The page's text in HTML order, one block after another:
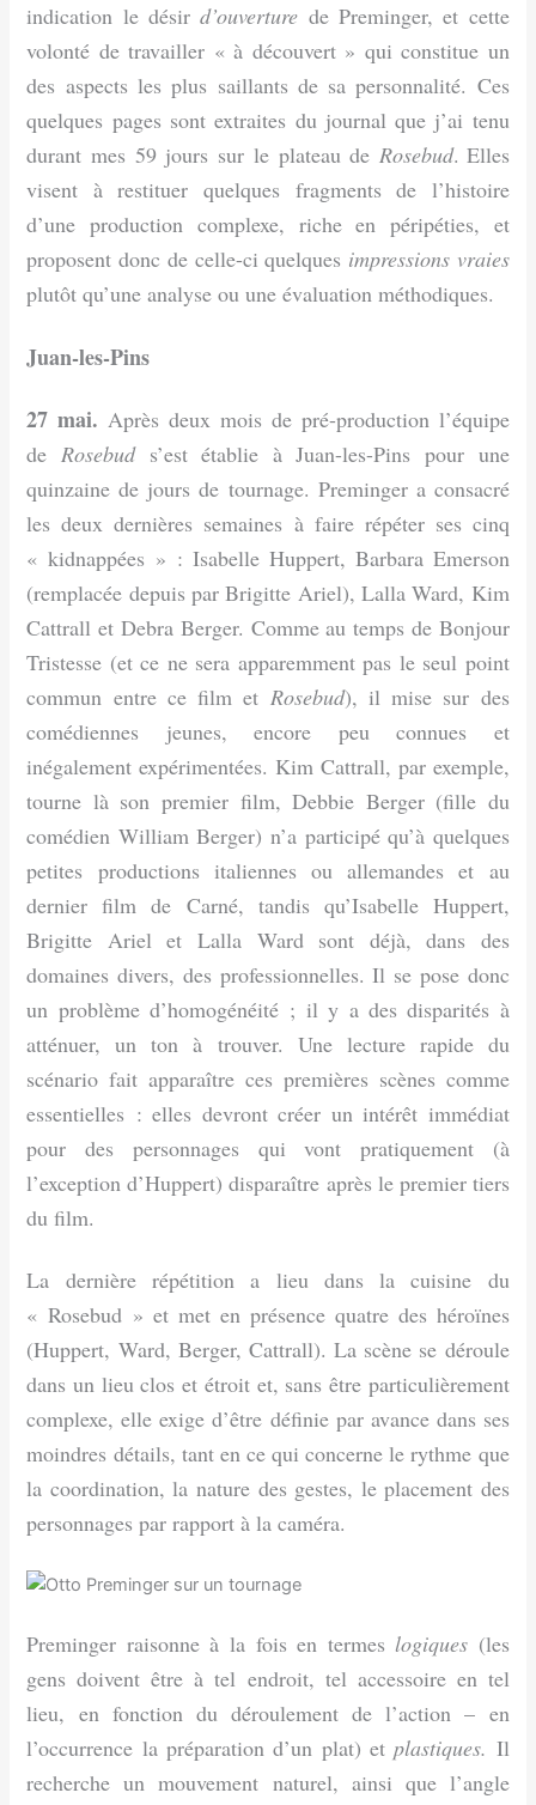
indication le désird’ouverture de Preminger, et cette
volonté de travailler « à découvert » qui constitue un
des aspects les plus saillants de sa personnalité. Ces
quelques pages sont extraites du journal que j’ai tenu
durant mes 59 jours sur le plateau de Rosebud. Elles
visent à restituer quelques fragments de l’histoire
d’une production complexe, riche en péripéties, et
proposent donc de celle-ci quelques impressions vraies
plutôt qu’une analyse ou une évaluation méthodiques.
Juan-les-Pins
27 mai. Après deux mois de pré-production l’équipe
deRosebuds’est établie à Juan-les-Pins pour une
quinzaine de jours de tournage. Preminger a consacré
les deux dernières semaines à faire répéter ses cinq
« kidnappées » : Isabelle Huppert, Barbara Emerson
(remplacée depuis par Brigitte Ariel), Lalla Ward, Kim
Cattrall et Debra Berger. Comme au temps de Bonjour
Tristesse (et ce ne sera apparemment pas le seul point
commun entre ce film et Rosebud), il mise sur des
comédiennes jeunes, encore peu connues et
inégalement expérimentées. Kim Cattrall, par exemple,
tourne là son premier film, Debbie Berger (fille du
comédien William Berger) n’a participé qu’à quelques
petites productions italiennes ou allemandes et au
dernier film de Carné, tandis qu’Isabelle Huppert,
Brigitte Ariel et Lalla Ward sont déjà, dans des
domaines divers, des professionnelles. Il se pose donc
un problème d’homogénéité ; il y a des disparités à
atténuer, un ton à trouver. Une lecture rapide du
scénario fait apparaître ces premières scènes comme
essentielles : elles devront créer un intérêt immédiat
pour des personnages qui vont pratiquement (à
l’exception d’Huppert) disparaître après le premier tiers
du film.
La dernière répétition a lieu dans la cuisine du
« Rosebud » et met en présence quatre des héroïnes
(Huppert, Ward, Berger, Cattrall). La scène se déroule
dans un lieu clos et étroit et, sans être particulièrement
complexe, elle exige d’être définie par avance dans ses
moindres détails, tant en ce qui concerne le rythme que
la coordination, la nature des gestes, le placement des
personnages par rapport à la caméra.
Preminger raisonne à la fois en termes logiques (les
gens doivent être à tel endroit, tel accessoire en tel
lieu, en fonction du déroulement de l’action – en
l’occurrence la préparation d’un plat) etplastiques. Il
recherche un mouvement naturel, ainsi que l’angle